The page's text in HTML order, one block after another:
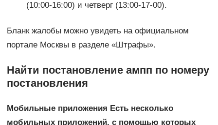
(10:00-16:00) и четверг (13:00-17-00).
Бланк жалобы можно увидеть на официальном
портале Москвы в разделе «Штрафы».
Найти постановление ампп по номеру
постановления
Мобильные приложения Есть несколько
мобильных приложений, с помощью которых